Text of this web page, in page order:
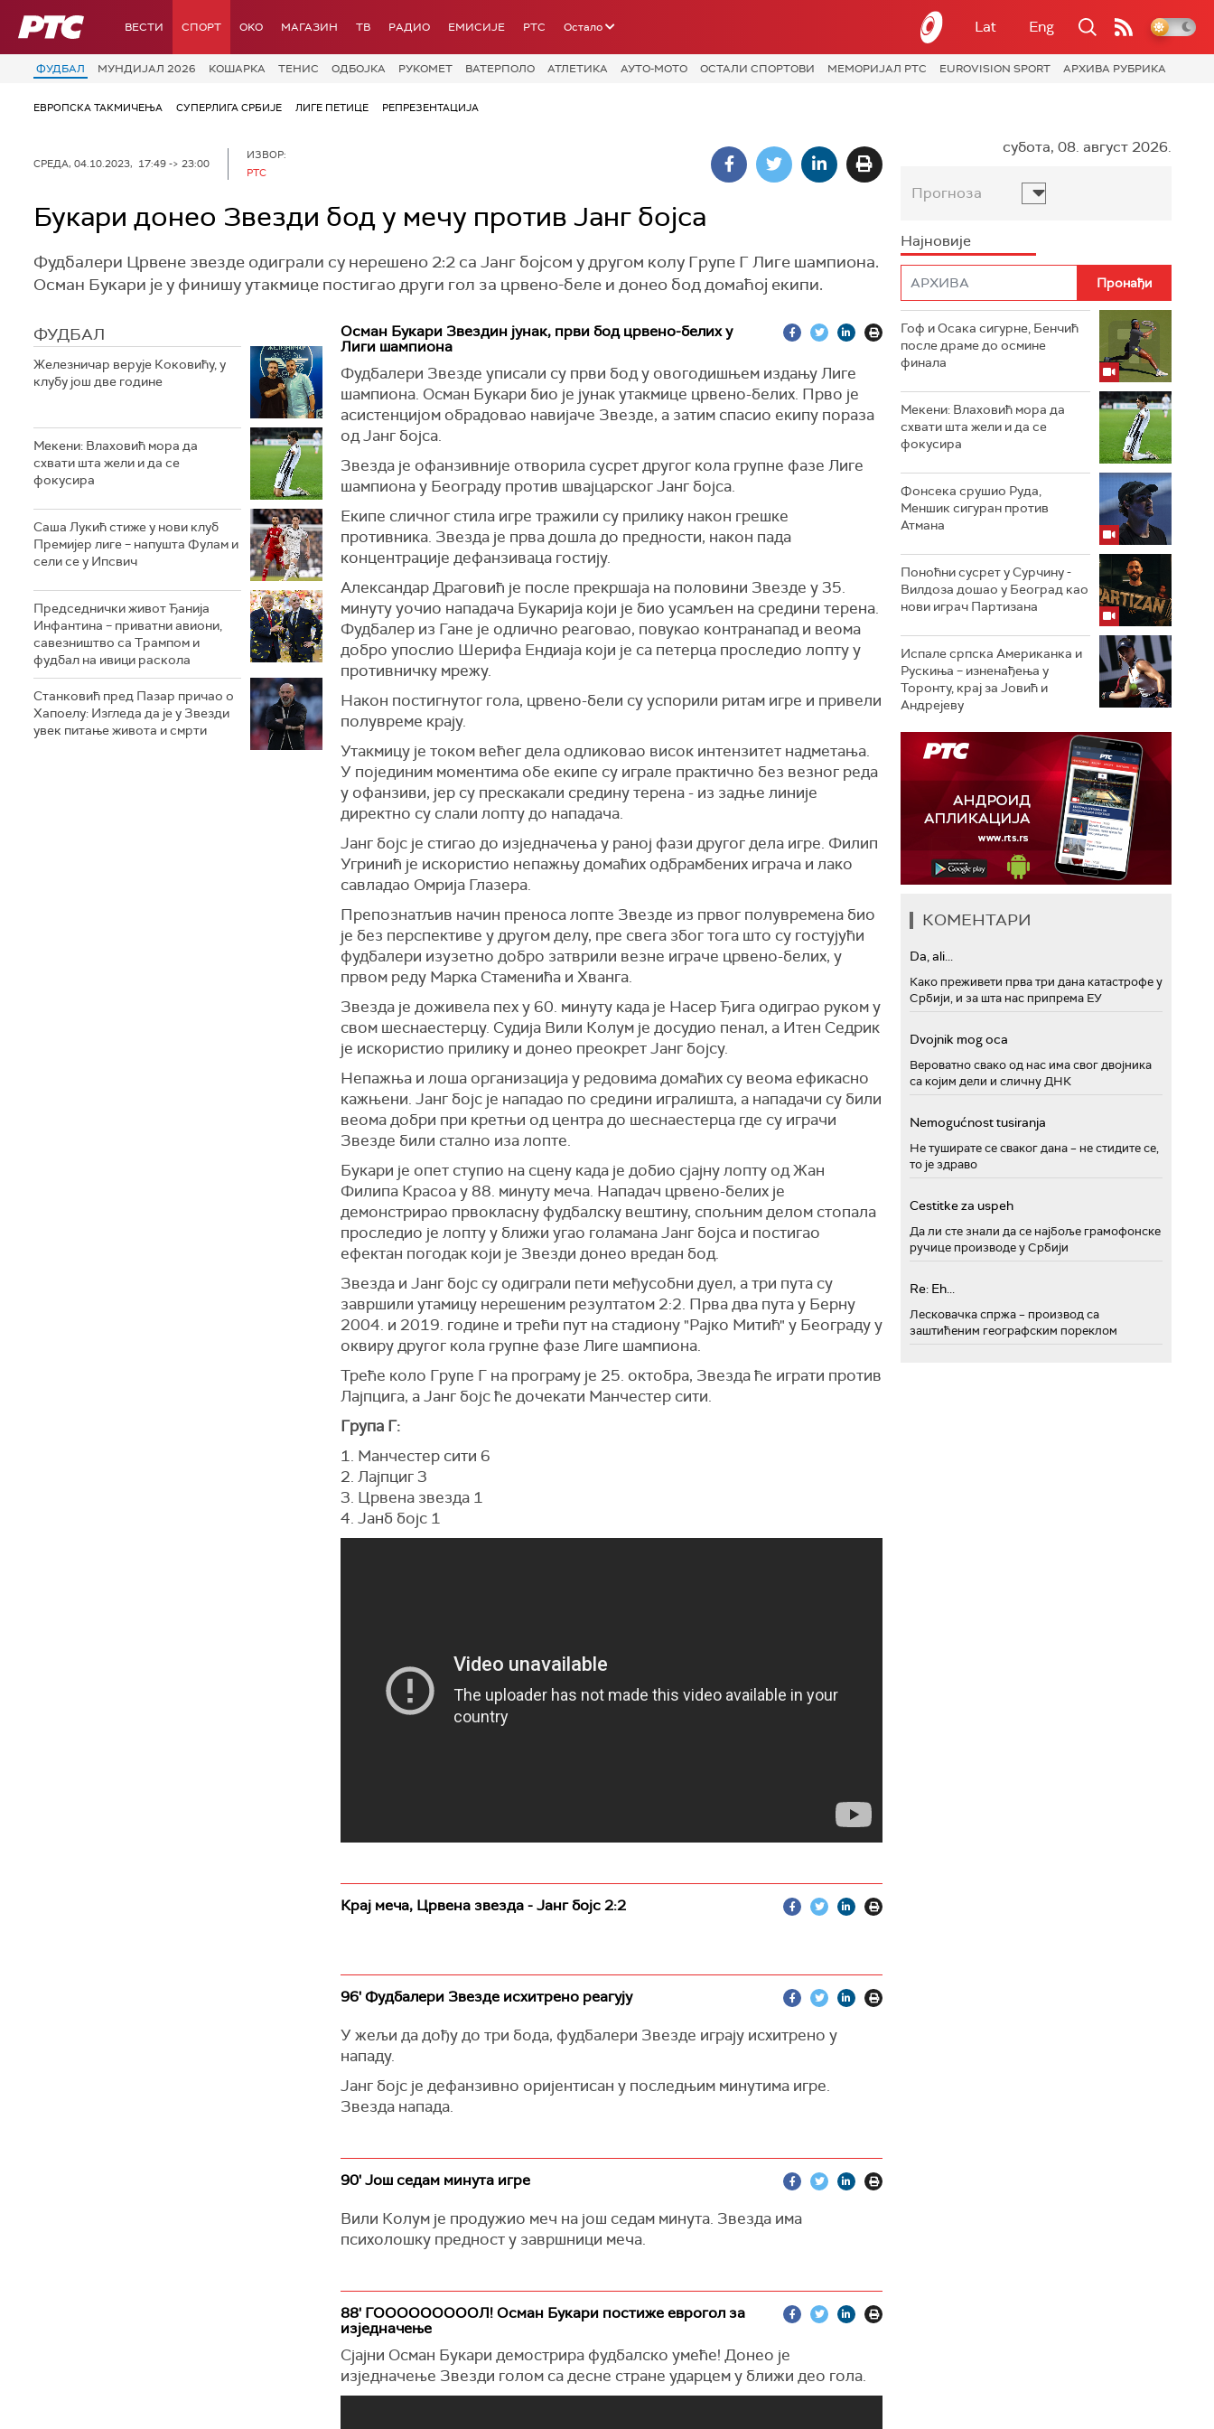
РТС ВЕСТИ СПОРТ OKO МАГАЗИН ТВ РАДИО ЕМИСИЈЕ РТС Остало Lat Eng
ФУДБАЛ МУНДИЈАЛ 2026 КОШАРКА ТЕНИС ОДБОЈКА РУКОМЕТ ВАТЕРПОЛО АТЛЕТИКА АУТО-МОТО ОСТАЛИ СПОРТОВИ МЕМОРИЈАЛ РТС EUROVISION SPORT АРХИВА РУБРИКА
ЕВРОПСКА ТАКМИЧЕЊА СУПЕРЛИГА СРБИЈЕ ЛИГЕ ПЕТИЦЕ РЕПРЕЗЕНТАЦИЈА
СРЕДА, 04.10.2023, 17:49 -> 23:00
ИЗВОР:
РТС
Букари донео Звезди бод у мечу против Јанг бојса
Фудбалери Црвене звезде одиграли су нерешено 2:2 са Јанг бојсом у другом колу Групе Г Лиге шампиона.
Осман Букари је у финишу утакмице постигао други гол за црвено-беле и донео бод домаћој екипи.
ФУДБАЛ
Железничар верује Коковићу, у
клубу још две године
Мекени: Влаховић мора да
схвати шта жели и да се
фокусира
Саша Лукић стиже у нови клуб
Премијер лиге – напушта Фулам и
сели се у Ипсвич
Председнички живот Ђанија
Инфантина – приватни авиони,
савезништво са Трампом и
фудбал на ивици раскола
Станковић пред Пазар причао о
Хапоелу: Изгледа да је у Звезди
увек питање живота и смрти
Осман Букари Звездин јунак, први бод црвено-белих у
Лиги шампиона
Фудбалери Звезде уписали су први бод у овогодишњем издању Лиге
шампиона. Осман Букари био је јунак утакмице црвено-белих. Прво је
асистенцијом обрадовао навијаче Звезде, а затим спасио екипу пораза
од Јанг бојса.
Звезда је офанзивније отворила сусрет другог кола групне фазе Лиге
шампиона у Београду против швајцарског Јанг бојса.
Екипе сличног стила игре тражили су прилику након грешке
противника. Звезда је прва дошла до предности, након пада
концентрације дефанзиваца гостију.
Александар Драговић је после прекршаја на половини Звезде у 35.
минуту уочио нападача Букарија који је био усамљен на средини терена.
Фудбалер из Гане је одлично реаговао, повукао контранапад и веома
добро упослио Шерифа Ендиаја који је са петерца проследио лопту у
противничку мрежу.
Након постигнутог гола, црвено-бели су успорили ритам игре и привели
полувреме крају.
Утакмицу је током већег дела одликовао висок интензитет надметања.
У појединим моментима обе екипе су играле практично без везног реда
у офанзиви, јер су прескакали средину терена - из задње линије
директно су слали лопту до нападача.
Јанг бојс је стигао до изједначења у раној фази другог дела игре. Филип
Угринић је искористио непажњу домаћих одбрамбених играча и лако
савладао Омрија Глазера.
Препознатљив начин преноса лопте Звезде из првог полувремена био
је без перспективе у другом делу, пре свега због тога што су гостујући
фудбалери изузетно добро затврили везне играче црвено-белих, у
првом реду Марка Стаменића и Хванга.
Звезда је доживела пех у 60. минуту када је Насер Ђига одиграо руком у
свом шеснаестерцу. Судија Вили Колум је досудио пенал, а Итен Седрик
је искористио прилику и донео преокрет Јанг бојсу.
Непажња и лоша организација у редовима домаћих су веома ефикасно
кажњени. Јанг бојс је нападао по средини игралишта, а нападачи су били
веома добри при кретњи од центра до шеснаестерца где су играчи
Звезде били стално иза лопте.
Букари је опет ступио на сцену када је добио сјајну лопту од Жан
Филипа Красоа у 88. минуту меча. Нападач црвено-белих је
демонстрирао првокласну фудбалску вештину, спољним делом стопала
проследио је лопту у ближи угао голамана Јанг бојса и постигао
ефектан погодак који је Звезди донео вредан бод.
Звезда и Јанг бојс су одиграли пети међусобни дуел, а три пута су
завршили утамицу нерешеним резултатом 2:2. Прва два пута у Берну
2004. и 2019. године и трећи пут на стадиону "Рајко Митић" у Београду у
оквиру другог кола групне фазе Лиге шампиона.
Треће коло Групе Г на програму је 25. октобра, Звезда ће играти против
Лајпцига, а Јанг бојс ће дочекати Манчестер сити.
Група Г:
1. Манчестер сити 6
2. Лајпциг 3
3. Црвена звезда 1
4. Јанб бојс 1
Крај меча, Црвена звезда - Јанг бојс 2:2
96' Фудбалери Звезде исхитрено реагују
У жељи да дођу до три бода, фудбалери Звезде играју исхитрено у
нападу.
Јанг бојс је дефанзивно оријентисан у последњим минутима игре.
Звезда напада.
90' Још седам минута игре
Вили Колум је продужио меч на још седам минута. Звезда има
психолошку предност у завршници меча.
88' ГОООООООООЛ! Осман Букари постиже еврогол за
изједначење
Сјајни Осман Букари демострира фудбалско умеће! Донео је
изједначење Звезди голом са десне стране ударцем у ближи део гола.
субота, 08. август 2026.
Прогноза
Најновије
Гоф и Осака сигурне, Бенчић
после драме до осмине
финала
Мекени: Влаховић мора да
схвати шта жели и да се
фокусира
Фонсека срушио Руда,
Меншик сигуран против
Атмана
Поноћни сусрет у Сурчину -
Вилдоза дошао у Београд као
нови играч Партизана
Испале српска Американка и
Рускиња – изненађења у
Торонту, крај за Јовић и
Андрејеву
КОМЕНТАРИ
Da, ali...
Како преживети прва три дана катастрофе у
Србији, и за шта нас припрема ЕУ
Dvojnik mog oca
Вероватно свако од нас има свог двојника
са којим дели и сличну ДНК
Nemogućnost tusiranja
Не туширате се сваког дана – не стидите се,
то је здраво
Cestitke za uspeh
Да ли сте знали да се најбоље грамофонске
ручице производе у Србији
Re: Eh...
Лесковачка спржа – производ са
заштићеним географским пореклом